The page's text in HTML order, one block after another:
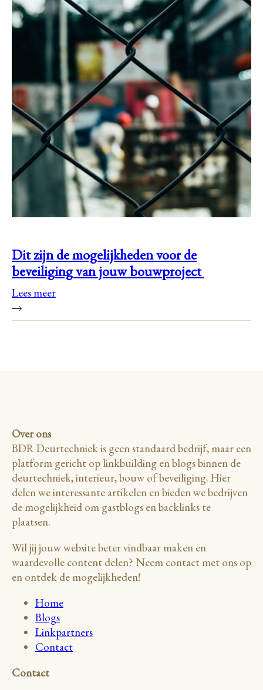
Dit zijn de mogelijkheden voor de
beveiliging van jouw bouwproject
Lees meer
Over ons
BDR Deurtechniek is geen standaard bedrijf, maar een
platform gericht op linkbuilding en blogs binnen de
deurtechniek, interieur, bouw of beveiliging. Hier
delen we interessante artikelen en bieden we bedrijven
de mogelijkheid om gastblogs en backlinks te
plaatsen.
Wil jij jouw website beter vindbaar maken en
waardevolle content delen? Neem contact met ons op
en ontdek de mogelijkheden!
Home
Blogs
Linkpartners
Contact
Contact